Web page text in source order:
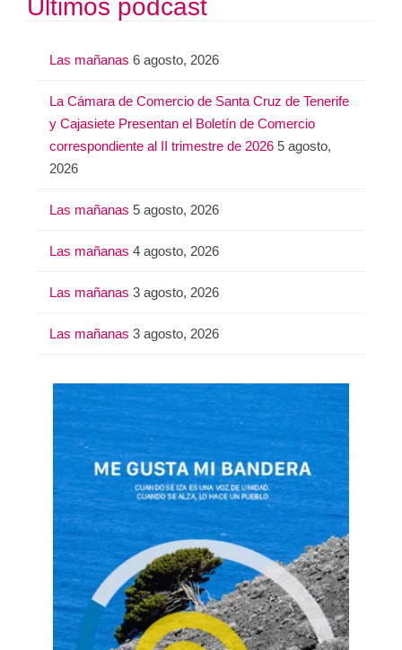
c
Últimos podcast
Las mañanas 6 agosto, 2026
La Cámara de Comercio de Santa Cruz de Tenerife
y Cajasiete Presentan el Boletín de Comercio
correspondiente al II trimestre de 2026 5 agosto,
2026
Las mañanas 5 agosto, 2026
Las mañanas 4 agosto, 2026
Las mañanas 3 agosto, 2026
Las mañanas 3 agosto, 2026